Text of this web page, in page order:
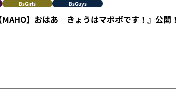
BsGirls BsGuys
MAHO】おはあ きょうはマポポです！』公開